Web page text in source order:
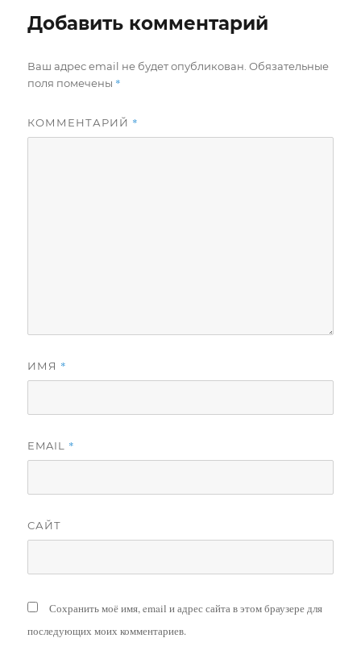
Добавить комментарий
Ваш адрес email не будет опубликован. Обязательные
поля помечены *
КОММЕНТАРИЙ *
ИМЯ *
EMAIL *
САЙТ
Сохранить моё имя, email и адрес сайта в этом браузере для
последующих моих комментариев.